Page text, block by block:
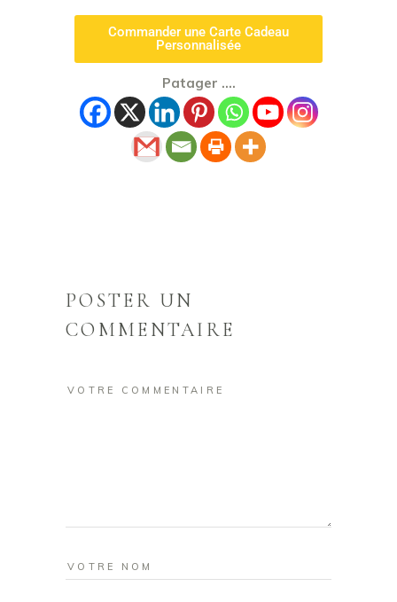
Commander une Carte Cadeau
Personnalisée
Patager ....
POSTER UN
COMMENTAIRE